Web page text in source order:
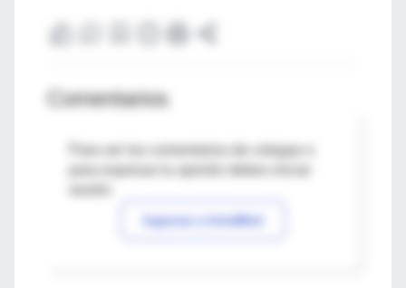
Comentarios
Para ver los comentarios de colegas o
Ingresar a IntraMed